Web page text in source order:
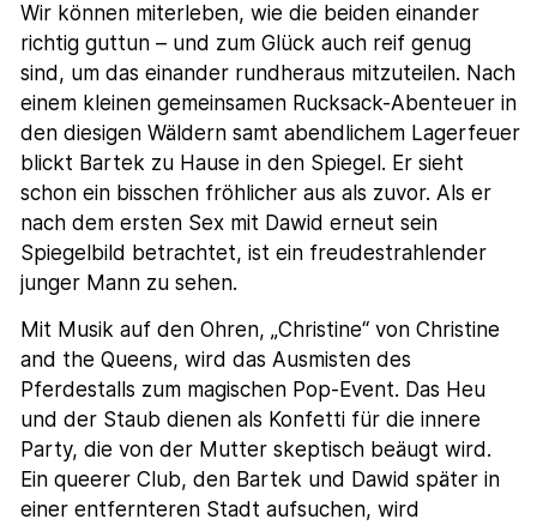
Wir können miterleben, wie die beiden einander
richtig guttun – und zum Glück auch reif genug
sind, um das einander rundheraus mitzuteilen. Nach
einem kleinen gemeinsamen Rucksack-Abenteuer in
den diesigen Wäldern samt abendlichem Lagerfeuer
blickt Bartek zu Hause in den Spiegel. Er sieht
schon ein bisschen fröhlicher aus als zuvor. Als er
nach dem ersten Sex mit Dawid erneut sein
Spiegelbild betrachtet, ist ein freudestrahlender
junger Mann zu sehen.
Mit Musik auf den Ohren, „Christine“ von Christine
and the Queens, wird das Ausmisten des
Pferdestalls zum magischen Pop-Event. Das Heu
und der Staub dienen als Konfetti für die innere
Party, die von der Mutter skeptisch beäugt wird.
Ein queerer Club, den Bartek und Dawid später in
einer entfernteren Stadt aufsuchen, wird